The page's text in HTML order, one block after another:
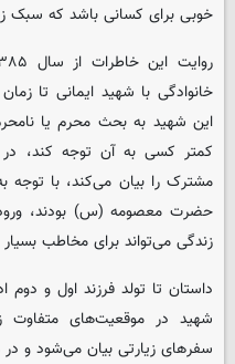
خوبی برای کسانی باشد که سبک
خانوادگی با شهید ایمانی تا
این شهید به بحث محرم یا
کمتر کسی به آن‌ توجه کند،
مشترک را بیان می‌کند، با توجه
حضرت معصومه (س) بودند، ورود
زندگی می‌تواند برای مخاطب
داستان تا تولد فرزند اول و دوم
شهید در موقعیت‌های متفاوت
سفرهای زیارتی بیان می‌شود و در